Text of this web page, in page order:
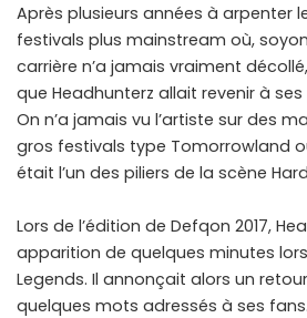
Après plusieurs années à arpenter
festivals plus mainstream où,
carrière n’a jamais vraiment
que Headhunterz allait revenir à
On n’a jamais vu l’artiste sur des
gros festivals type Tomorrowland
était l’un des piliers de la scène
Lors de l’édition de Defqon 2017,
apparition de quelques minutes
Legends. Il annonçait alors un
quelques mots adressés à ses